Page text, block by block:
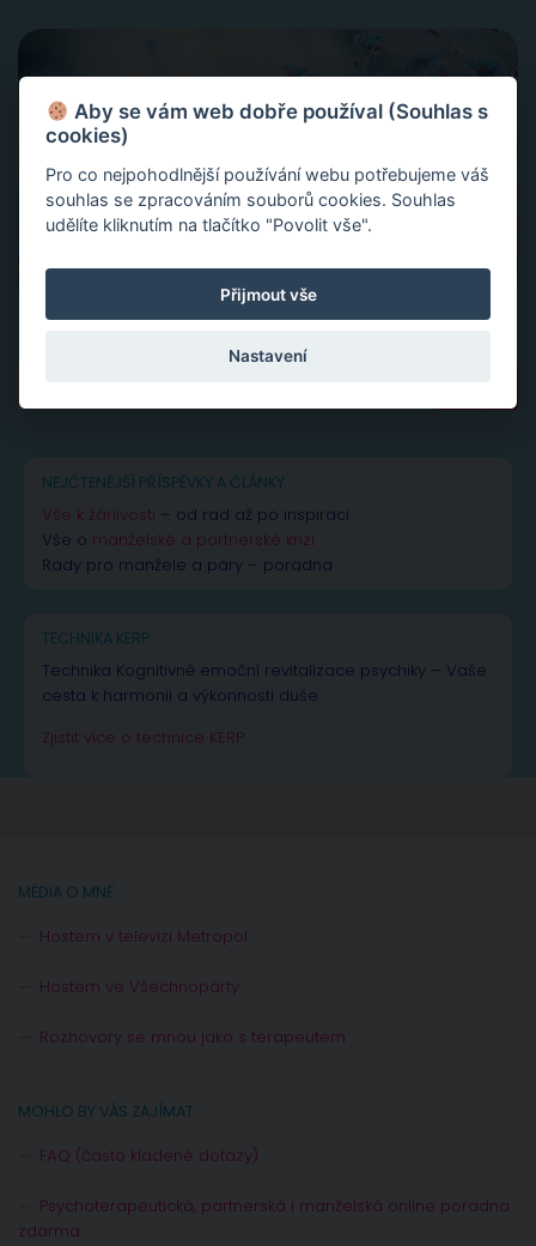
NEJČTENĚJŠÍ PŘÍSPĚVKY A ČLÁNKY
Vše k žárlivosti – od rad až po inspiraci
Vše o manželské a partnerské krizi
Rady pro manžele a páry – poradna
TECHNIKA KERP
Technika Kognitivně emoční revitalizace psychiky – Vaše
cesta k harmonii a výkonnosti duše.
Zjistit více o technice KERP
MÉDIA O MNĚ
Hostem v televizi Metropol
Hostem ve Všechnopárty
Rozhovory se mnou jako s terapeutem
MOHLO BY VÁS ZAJÍMAT
FAQ (často kladené dotazy)
Psychoterapeutická, partnerská i manželská online poradna
zdarma
Aby se vám web dobře používal (Souhlas s
cookies)
Pro co nejpohodlnější používání webu potřebujeme váš
souhlas se zpracováním souborů cookies. Souhlas
udělíte kliknutím na tlačítko "Povolit vše".
Přijmout vše
Nastavení